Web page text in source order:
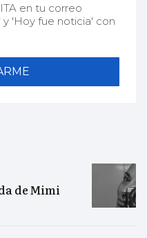
en tu correo
'Hoy fue noticia' con
de Mimi